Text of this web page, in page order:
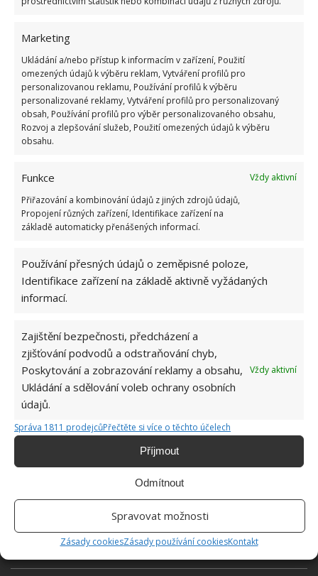
Marketing
Ukládání a/nebo přístup k informacím v zařízení, Použití
omezených údajů k výběru reklam, Vytváření profilů pro
personalizovanou reklamu, Používání profilů k výběru
personalizované reklamy, Vytváření profilů pro personalizovaný
obsah, Používání profilů pro výběr personalizovaného obsahu,
Rozvoj a zlepšování služeb, Použití omezených údajů k výběru
obsahu.
Funkce
Vždy aktivní
Přiřazování a kombinování údajů z jiných zdrojů údajů,
Propojení různých zařízení, Identifikace zařízení na
základě automaticky přenášených informací.
Používání přesných údajů o zeměpisné poloze,
Identifikace zařízení na základě aktivně vyžádaných
informací.
Zajištění bezpečnosti, předcházení a
zjišťování podvodů a odstraňování chyb,
Poskytování a zobrazování reklamy a obsahu,
Ukládání a sdělování voleb ochrany osobních
údajů.
Vždy aktivní
Správa 1811 prodejcůPřečtěte si více o těchto účelech
Příjmout
Odmítnout
Spravovat možnosti
Zásady cookiesZásady používání cookiesKontakt
olej. Ten však určitě neudělá materiál pružnějším.
Olej nebude schopný se do materiálu vsáknout.
Kromě lepivosti a mastného lesku tak ničeho
nedosáhnete.Posledním mýtem je tvrzení, že
přírodní věci jsou účinnější než chemie. Ocet, soda,
citronová šťáva nebo hořčice určitě prospívají zdraví.
diskutabilní. Určitě nemají účinek proti bakteriím,
houbám nebo virům.
Zdroj:Goodhouse
ČIŠTĚNÍ MÝTY ÚKLID